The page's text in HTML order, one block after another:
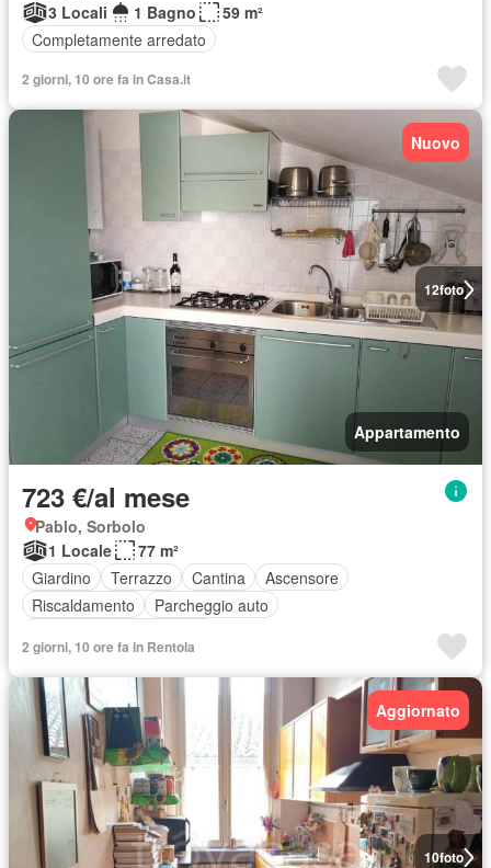
3 Locali
1 Bagno
59 m²
Completamente arredato
2 giorni, 10 ore fa in Casa.it
12foto
Nuovo
Appartamento
723 €/al mese
Pablo, Sorbolo
1 Locale
77 m²
Giardino
Terrazzo Cantina
Ascensore
Riscaldamento
Parcheggio auto
2 giorni, 10 ore fa in Rentola
10foto
Aggiornato